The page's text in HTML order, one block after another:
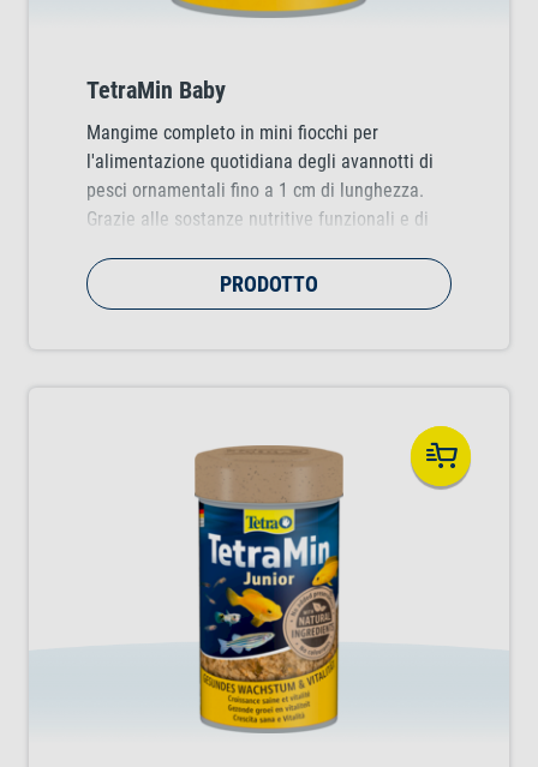
TetraMin Baby
Mangime completo in mini fiocchi per
l'alimentazione quotidiana degli avannotti di
pesci ornamentali fino a 1 cm di lunghezza.
Grazie alle sostanze nutritive funzionali e di
prime fasi di vita.PRODOTTO